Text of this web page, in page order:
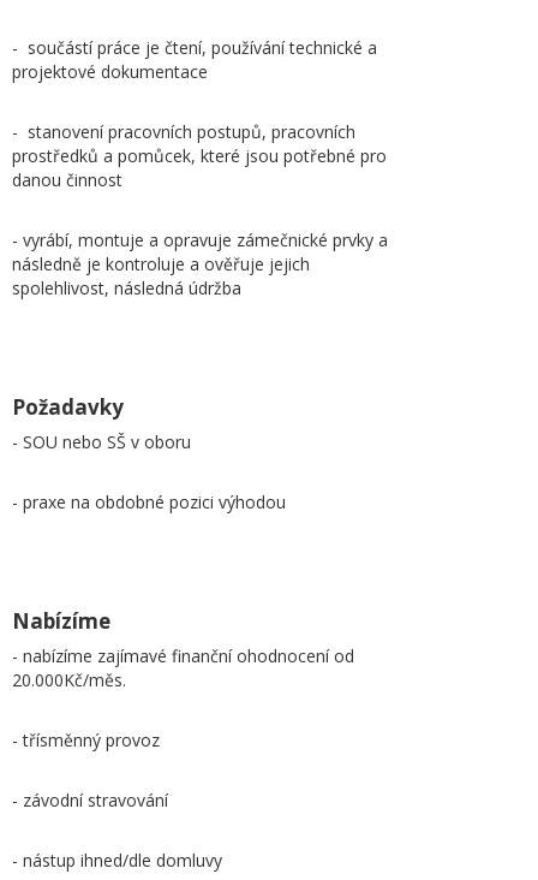
- součástí práce je čtení, používání technické a
projektové dokumentace
- stanovení pracovních postupů, pracovních
prostředků a pomůcek, které jsou potřebné pro
danou činnost
- vyrábí, montuje a opravuje zámečnické prvky a
následně je kontroluje a ověřuje jejich
spolehlivost, následná údržba
Požadavky
- SOU nebo SŠ v oboru
- praxe na obdobné pozici výhodou
Nabízíme
- nabízíme zajímavé finanční ohodnocení od
20.000Kč/měs.
- třísměnný provoz
- závodní stravování
- nástup ihned/dle domluvy